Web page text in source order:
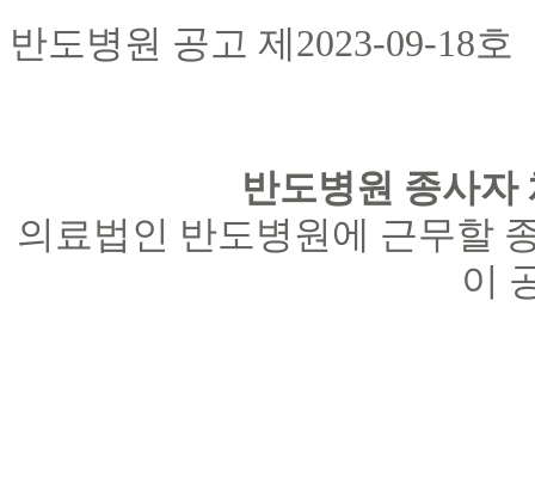
반도병원 공고 제2023-09-18호
반도병원 종사자
의료법인 반도병원에 근무할
이